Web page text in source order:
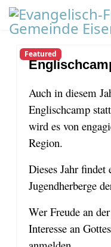
Featured
Auch in diesem
Englischcamp
wird es von
Region.
Dieses Jahr findet
Jugendherberge
Wer Freude an
Interesse an